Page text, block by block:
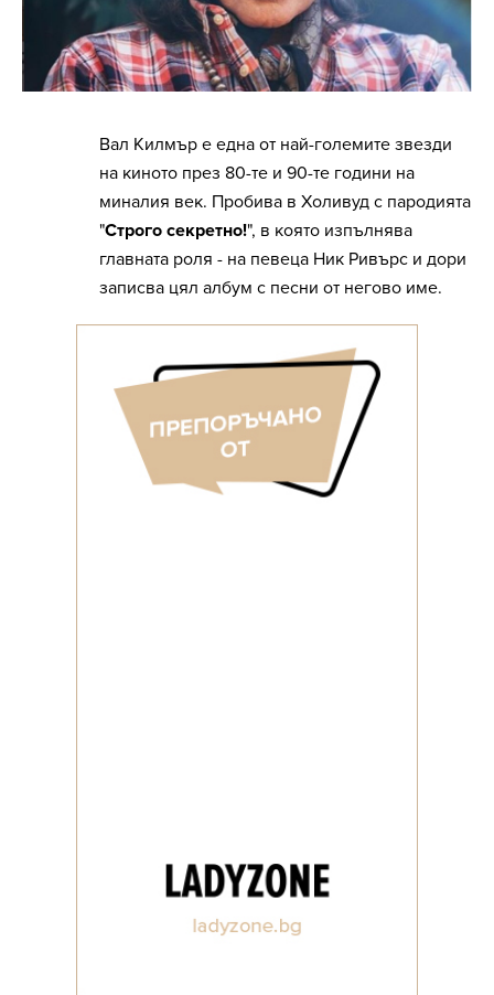
Вал Килмър е една от най-големите звезди
на киното през 80-те и 90-те години на
миналия век. Пробива в Холивуд с пародията
"Строго секретно!", в която изпълнява
главната роля - на певеца Ник Ривърс и дори
записва цял албум с песни от негово име.